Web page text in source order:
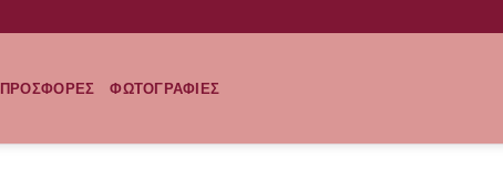
ΠΡΟΣΦΟΡΕΣ ΦΩΤΟΓΡΑΦΙΕΣ